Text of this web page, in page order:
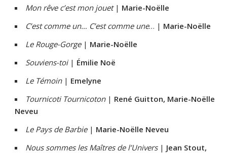
Mon rêve c’est mon jouet| Marie-Noëlle
C’est comme un… C’est comme une… | Marie-Noëlle
Le Rouge-Gorge| Marie-Noëlle
Souviens-toi| Émilie Noë
Le Témoin| Emelyne
Tournicoti Tournicoton| René Guitton, Marie-Noëlle
Neveu
Le Pays de Barbie| Marie-Noëlle Neveu
Nous sommes les Maîtres de l’Univers| Jean Stout,